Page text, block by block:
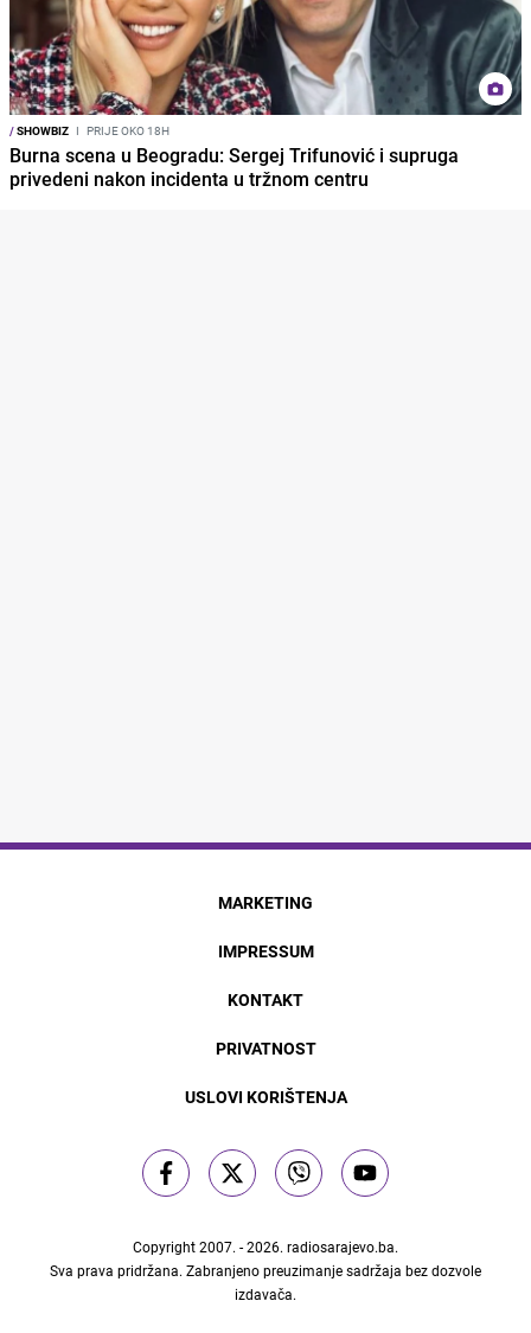
/SHOWBIZ I PRIJE OKO 18H
Burna scena u Beogradu: Sergej Trifunović i supruga
privedeni nakon incidenta u tržnom centru
MARKETING
IMPRESSUM
KONTAKT
PRIVATNOST
USLOVI KORIŠTENJA
Copyright 2007. - 2026. radiosarajevo.ba.
Sva prava pridržana. Zabranjeno preuzimanje sadržaja bez dozvole
izdavača.